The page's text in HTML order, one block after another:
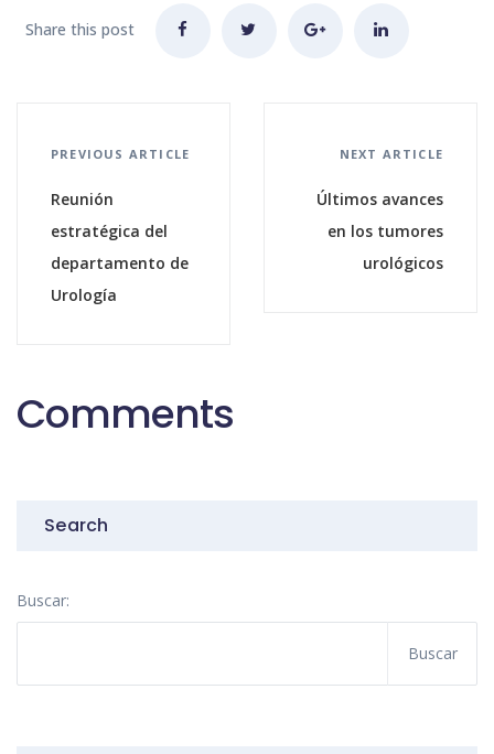
Share this post
PREVIOUS ARTICLE
Reunión
estratégica del
departamento de
Urología
NEXT ARTICLE
Últimos avances
en los tumores
urológicos
Comments
Search
Buscar: